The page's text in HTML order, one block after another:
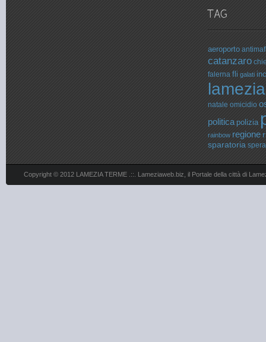
aeroporto
catanzaro
falerna fli galati
lamezia
natale omicidio
politica polizia
rainbow regione
sparatoria
Copyright © 2012 LAMEZIA TERME .::. Lameziaweb.biz, il Portale della città di